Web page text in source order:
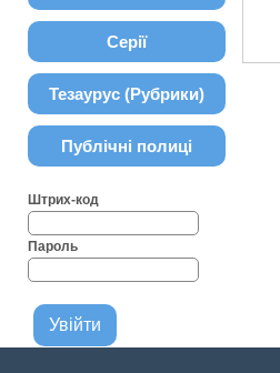
Серії
Тезаурус (Рубрики)
Публічні полиці
Штрих-код
Пароль